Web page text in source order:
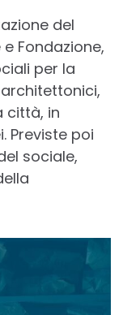
del
Fondazione,
per la
città, in
Previste poi
sociale,